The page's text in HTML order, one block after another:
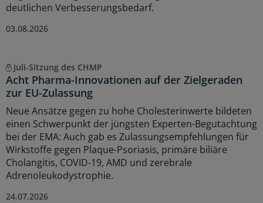
deutlichen Verbesserungsbedarf.
03.08.2026
Juli-Sitzung des CHMP
Acht Pharma-Innovationen auf der Zielgeraden
zur EU-Zulassung
Neue Ansätze gegen zu hohe Cholesterinwerte bildeten
einen Schwerpunkt der jüngsten Experten-Begutachtung
bei der EMA: Auch gab es Zulassungsempfehlungen für
Wirkstoffe gegen Plaque-Psoriasis, primäre biliäre
Cholangitis, COVID-19, AMD und zerebrale
Adrenoleukodystrophie.
24.07.2026